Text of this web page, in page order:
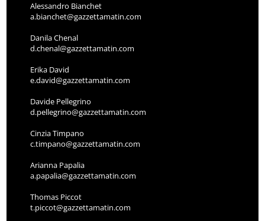
Alessandro Bianchet
a.bianchet@gazzettamatin.com
Danila Chenal
d.chenal@gazzettamatin.com
Erika David
e.david@gazzettamatin.com
Davide Pellegrino
d.pellegrino@gazzettamatin.com
Cinzia Timpano
c.timpano@gazzettamatin.com
Arianna Papalia
a.papalia@gazzettamatin.com
Thomas Piccot
t.piccot@gazzettamatin.com